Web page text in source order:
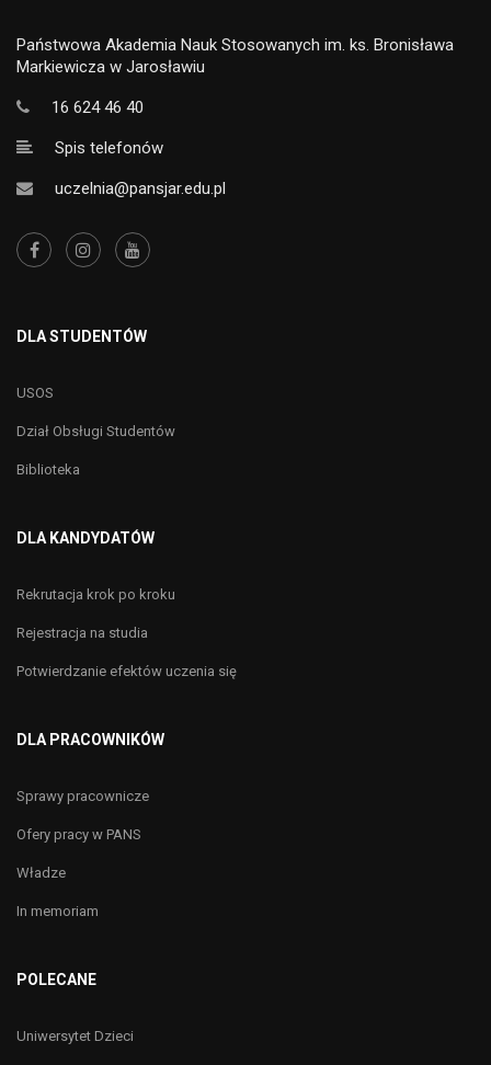
Państwowa Akademia Nauk Stosowanych im. ks. Bronisława
Markiewicza w Jarosławiu
16 624 46 40
Spis telefonów
uczelnia@pansjar.edu.pl
DLA STUDENTÓW
USOS
Dział Obsługi Studentów
Biblioteka
DLA KANDYDATÓW
Rekrutacja krok po kroku
Rejestracja na studia
Potwierdzanie efektów uczenia się
DLA PRACOWNIKÓW
Sprawy pracownicze
Ofery pracy w PANS
Władze
In memoriam
POLECANE
Uniwersytet Dzieci